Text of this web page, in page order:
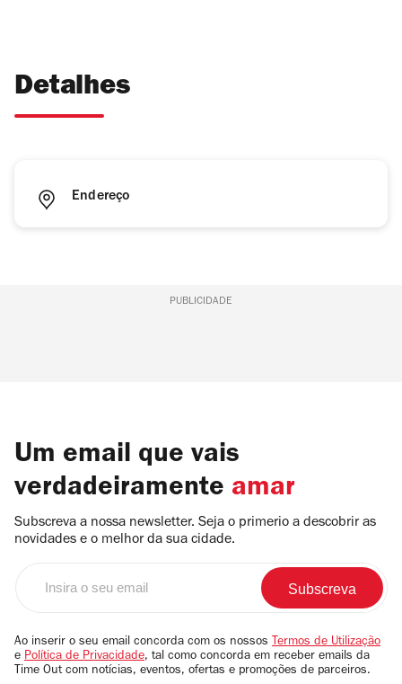
Detalhes
Endereço
PUBLICIDADE
Um email que vais
verdadeiramente amar
Subscreva a nossa newsletter. Seja o primerio a descobrir as
novidades e o melhor da sua cidade.
email
Ao inserir o seu email concorda com os nossos Termos de Utilização
e Política de Privacidade, tal como concorda em receber emails da
Time Out com notícias, eventos, ofertas e promoções de parceiros.